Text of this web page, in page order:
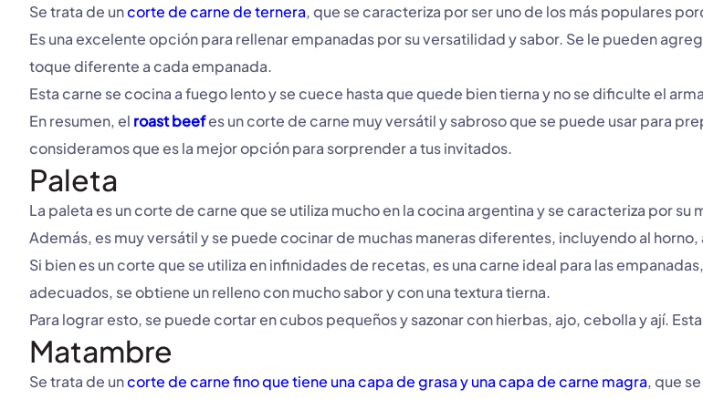
Se trata de uncorte de carne de ternera, que se caracteriza por ser uno de los más populares
Es una excelente opción para rellenar empanadas por su versatilidad y sabor. Se le pueden
toque diferente a cada empanada.
Esta carne se cocina a fuego lento y se cuece hasta que quede bien tierna y no se dificulte el
En resumen, el roast beefes un corte de carne muy versátil y sabroso que se puede usar para
consideramos que es la mejor opción para sorprender a tus invitados.
Paleta
La paleta es un corte de carne que se utiliza mucho en la cocina argentina y se caracteriza por
Además, es muy versátil y se puede cocinar de muchas maneras diferentes, incluyendo al horno,
Si bien es un corte que se utiliza en infinidades de recetas, es una carne ideal para las
adecuados, se obtiene un relleno con mucho sabor y con una textura tierna.
Para lograr esto, se puede cortar en cubos pequeños y sazonar con hierbas, ajo, cebolla y ají.
Matambre
Se trata de uncorte de carne fino que tiene una capa de grasa y una capa de carne magra, que